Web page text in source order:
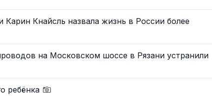
Кнайсль назвала жизнь в России более
на Московском шоссе в Рязани устранили
ребёнка